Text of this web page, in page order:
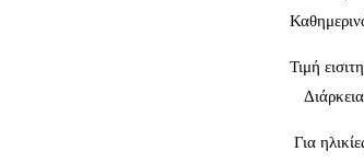
Τιμή
Για